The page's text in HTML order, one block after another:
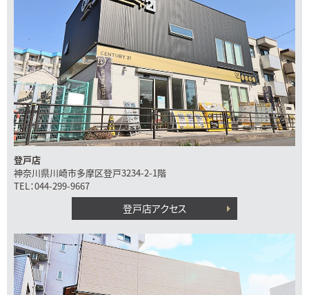
登戸店
神奈川県川崎市多摩区登戸3234-2-1階
TEL：044-299-9667
登戸店アクセス